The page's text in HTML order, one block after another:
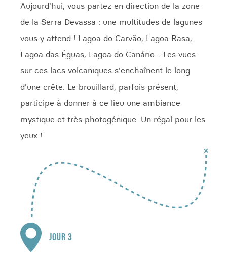
Aujourd'hui, vous partez en direction de la zone
de la Serra Devassa : une multitudes de lagunes
vous y attend ! Lagoa do Carvão, Lagoa Rasa,
Lagoa das Éguas, Lagoa do Canário... Les vues
sur ces lacs volcaniques s'enchaînent le long
d'une crête. Le brouillard, parfois présent,
participe à donner à ce lieu une ambiance
mystique et très photogénique. Un régal pour les
yeux !
JOUR 3